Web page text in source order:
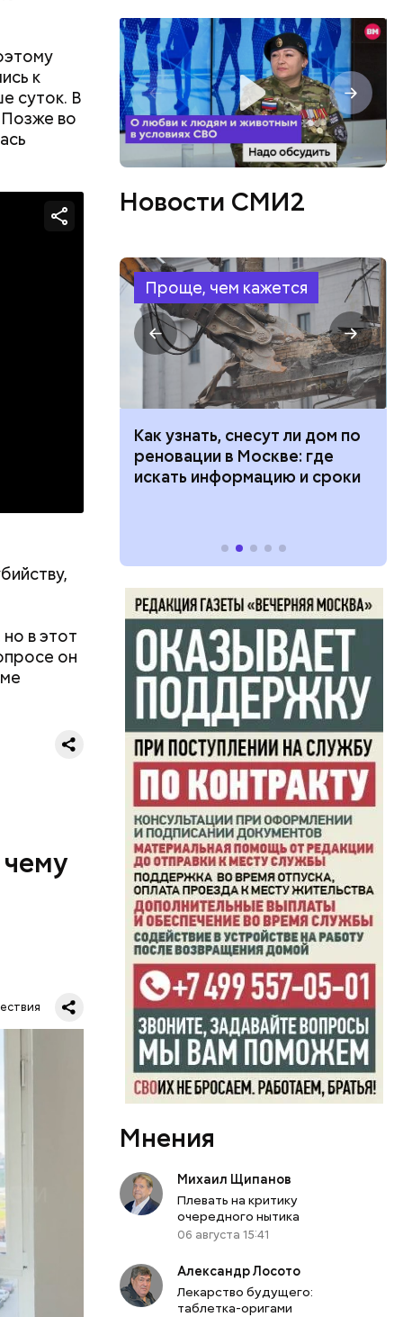
к
суток. В
Позже во
в этот
он
в
the
по
Новости СМИ2
Проще, чем кажется
Как предотвратить развитие
диабета
Мнения
Михаил Щипанов
Плевать на критику
очередного нытика
06 августа 15:41
Александр Лосото
Лекарство будущего:
таблетка-оригами